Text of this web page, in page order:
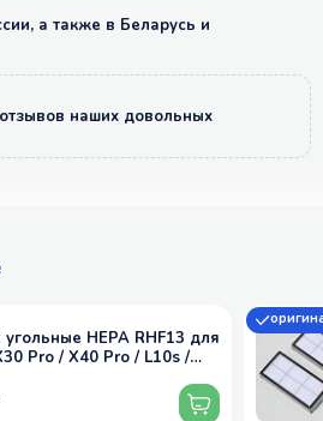
а также в Беларусь и
наших довольных
HEPA RHF13 для
Pro / X40 Pro / L10s /